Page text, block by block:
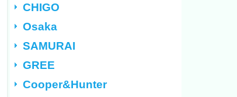
CHIGO
Osaka
SAMURAI
GREE
Cooper&Hunter